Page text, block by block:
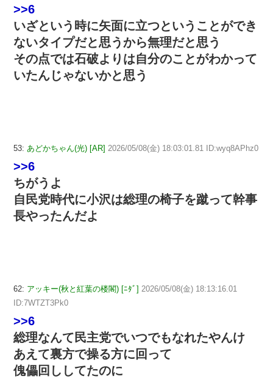
>>6
いざという時に矢面に立つということができ
ないタイプだと思うから無理だと思う
その点では石破よりは自分のことがわかって
いたんじゃないかと思う
53: あどかちゃん(光) [AR] 2026/05/08(金) 18:03:01.81 ID:wyq8APhz0
>>6
ちがうよ
自民党時代に小沢は総理の椅子を蹴って幹事
長やったんだよ
62: アッキー(秋と紅葉の楼閣) [ﾆﾀﾞ] 2026/05/08(金) 18:13:16.01
ID:7WTZT3Pk0
>>6
総理なんて民主党でいつでもなれたやんけ
あえて裏方で操る方に回って
傀儡回ししてたのに